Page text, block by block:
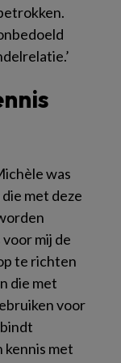
was
met deze
mij de
te richten
die met
voor
kennis met